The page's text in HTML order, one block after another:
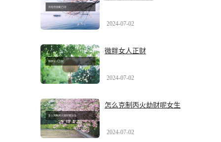
2024-07-02
微胖女人正财
2024-07-02
怎么克制丙火劫财呢女生
2024-07-02